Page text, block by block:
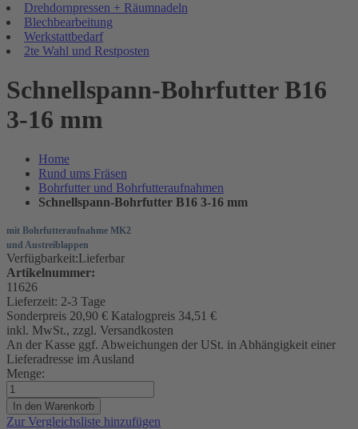
Drehdornpressen + Räumnadeln
Blechbearbeitung
Werkstattbedarf
2te Wahl und Restposten
Schnellspann-Bohrfutter B16
3-16 mm
Home
Rund ums Fräsen
Bohrfutter und Bohrfutteraufnahmen
Schnellspann-Bohrfutter B16 3-16 mm
mit Bohrfutteraufnahme MK2
und Austreiblappen
Verfügbarkeit:Lieferbar
Artikelnummer:
11626
Lieferzeit: 2-3 Tage
Sonderpreis 20,90 € Katalogpreis 34,51 €
inkl. MwSt., zzgl. Versandkosten
An der Kasse ggf. Abweichungen der USt. in Abhängigkeit einer
Lieferadresse im Ausland
Menge:
In den Warenkorb
Zur Vergleichsliste hinzufügen